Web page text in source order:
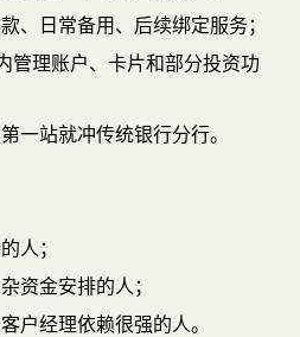
、日常备用、后续绑定服务；
管理账户、卡片和部分投资功
一站就冲传统银行分行。
人；
资金安排的人；
户经理依赖很强的人。